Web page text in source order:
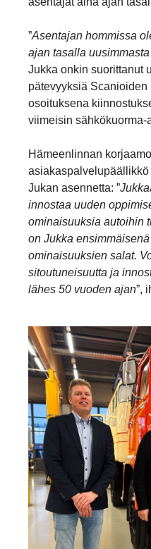
”Asentajan hommissa
ajan tasalla
Jukka onkin suorittanut
pätevyyksiä
osoituksena
viimeisin sähkökuorma-
Hämeenlinnan
asiakaspalvelupäällikkö
Jukan asennetta: ”
innostaa uuden
ominaisuuksia autoihin
on Jukka
ominaisuuksien salat.
sitoutuneisuutta ja
lähes 50 vuoden ajan”,